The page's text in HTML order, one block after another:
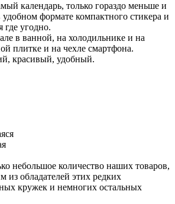
календарь, только гораздо меньше и
формате компактного стикера и
где угодно.
в ванной, на холодильнике и на
плитке и на чехле смартфона.
красивый, удобный.
небольшое количество наших товаров,
из обладателей этих редких
кружек и немногих остальных